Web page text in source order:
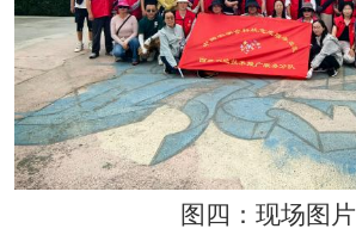
图四：现场图片